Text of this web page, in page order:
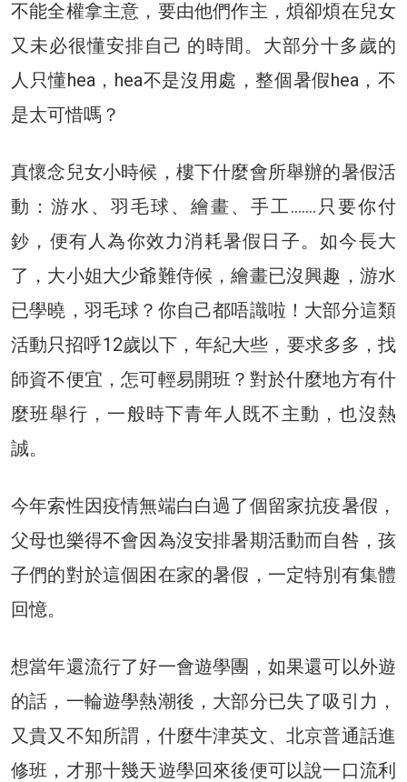
不能全權拿主意，要由他們作主，煩卻煩在兒女
又未必很懂安排自己 的時間。大部分十多歲的
人只懂hea，hea不是沒用處，整個暑假hea，不
是太可惜嗎？
真懷念兒女小時候，樓下什麼會所舉辦的暑假活
動：游水、羽毛球、繪畫、手工…….只要你付
鈔，便有人為你效力消耗暑假日子。如今長大
了，大小姐大少爺難侍候，繪畫已沒興趣，游水
已學曉，羽毛球？你自己都唔識啦！大部分這類
活動只招呼12歲以下，年紀大些，要求多多，找
師資不便宜，怎可輕易開班？對於什麼地方有什
麼班舉行，一般時下青年人既不主動，也沒熱
誠。
今年索性因疫情無端白白過了個留家抗疫暑假，
父母也樂得不會因為沒安排暑期活動而自咎，孩
子們的對於這個困在家的暑假，一定特別有集體
回憶。
想當年還流行了好一會遊學團，如果還可以外遊
的話，一輪遊學熱潮後，大部分已失了吸引力，
又貴又不知所謂，什麼牛津英文、北京普通話進
修班，才那十幾天遊學回來後便可以說一口流利